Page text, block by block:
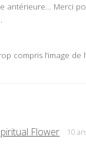
antérieure… Merci
compris l’image de
Flower 10